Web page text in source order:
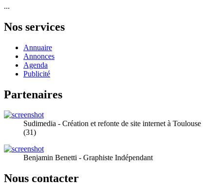
...
Nos services
Annuaire
Annonces
Agenda
Publicité
Partenaires
Sudimedia - Création et refonte de site internet à Toulouse
(31)
Benjamin Benetti - Graphiste Indépendant
Nous contacter